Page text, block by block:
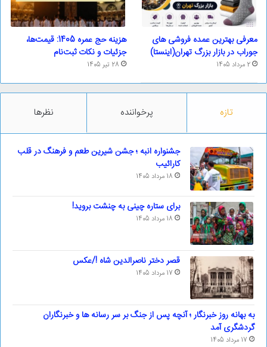
معرفی بهترین عمده فروشی های
جوراب در بازار بزرگ تهران(اینستا)
2 مرداد 1405
هزینه حج عمره 1405: قیمت‌ها،
جزئیات و نکات ثبت‌نام
28 تیر 1405
تازه پرخواننده نظرها
جشنواره انبه ؛ جشن شیرین طعم و فرهنگ در قلب
کارائیب
18 مرداد 1405
برای ستاره چینی به چنشت بروید!
18 مرداد 1405
قصر دختر ناصرالدین شاه !/عکس
17 مرداد 1405
به بهانه روز خبرنگار ؛ آنچه پس از جنگ بر سر رسانه ها و خبرنگاران
گردشگری آمد
17 مرداد 1405